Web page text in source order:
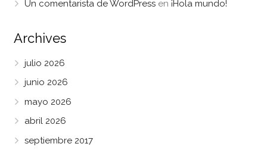
Un comentarista de WordPressen ¡Hola mundo!
Archives
julio 2026
junio 2026
mayo 2026
abril 2026
septiembre 2017